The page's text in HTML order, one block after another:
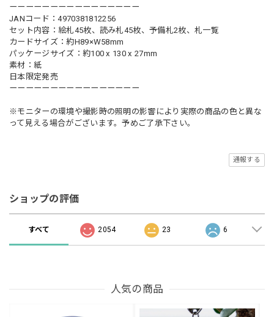
ーーーーーーーーーーーーーーーー
JANコード：4970381812256
セット内容：絵札45枚、読み札45枚、予備札2枚、札一覧
カードサイズ：約H89×W58mm
パッケージサイズ：約100 x 130 x 27mm
素材：紙
日本限定発売
ーーーーーーーーーーーーーーーー
※モニターの環境や撮影時の照明の影響により実際の商品の色と異な
って見える場合がございます。予めご了承下さい。
通報する
ショップの評価
すべて 2054 23 6
人気の商品